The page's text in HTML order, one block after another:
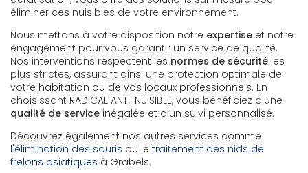
éliminer ces nuisibles de votre environnement.
Nous mettons à votre disposition notre expertise et notre
engagement pour vous garantir un service de qualité.
Nos interventions respectent les normes de sécurité les
plus strictes, assurant ainsi une protection optimale de
votre habitation ou de vos locaux professionnels. En
choisissant RADICAL ANTI-NUISIBLE, vous bénéficiez d'une
qualité de service inégalée et d'un suivi personnalisé.
Découvrez également nos autres services comme
l'élimination des souris ou le traitement des nids de
frelons asiatiques à Grabels.